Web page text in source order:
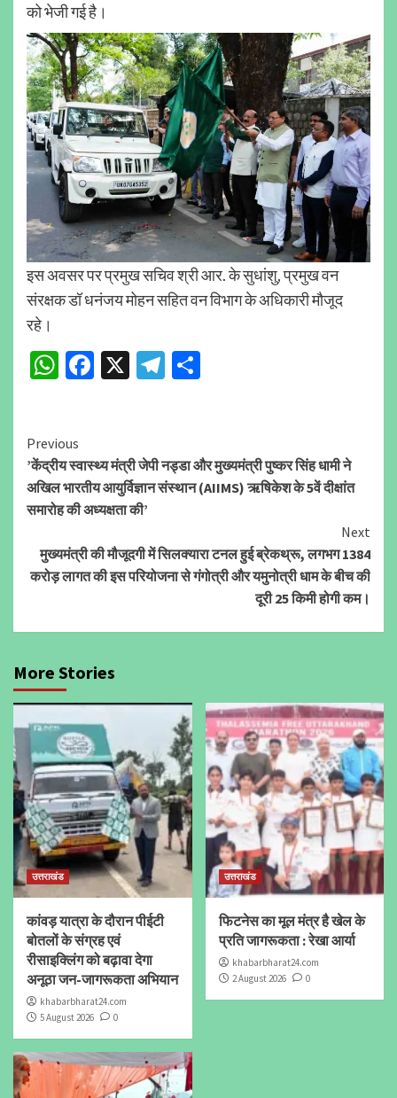
को भेजी गई है।
इस अवसर पर प्रमुख सचिव श्री आर. के सुधांशु, प्रमुख वन
संरक्षक डॉ धनंजय मोहन सहित वन विभाग के अधिकारी मौजूद
रहे।
WhatsApp
Facebook
X Telegram
Continue
Reading
Previous
’केंद्रीय स्वास्थ्य मंत्री जेपी नड्डा और मुख्यमंत्री पुष्कर सिंह धामी ने
अखिल भारतीय आयुर्विज्ञान संस्थान (AIIMS) ऋषिकेश के 5वें दीक्षांत
समारोह की अध्यक्षता की’
Next
मुख्यमंत्री की मौजूदगी में सिलक्यारा टनल हुई ब्रेकथ्रू, लगभग 1384
करोड़ लागत की इस परियोजना से गंगोत्री और यमुनोत्री धाम के बीच की
दूरी 25 किमी होगी कम।
More Stories
उत्तराखंड
कांवड़ यात्रा के दौरान पीईटी
बोतलों के संग्रह एवं
रीसाइक्लिंग को बढ़ावा देगा
अनूठा जन-जागरूकता अभियान
khabarbharat24.com
5 August 2026
0
उत्तराखंड
फिटनेस का मूल मंत्र है खेल के
प्रति जागरूकता : रेखा आर्या
khabarbharat24.com
2 August 2026
0